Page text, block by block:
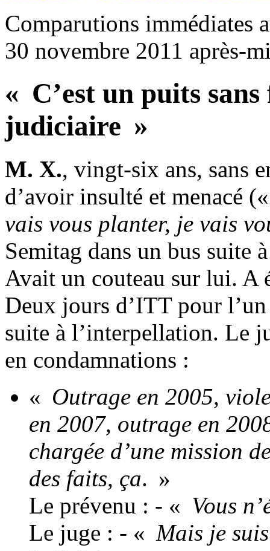
Comparutions immédiates
30 novembre 2011 après-
« C’est un puits
judiciaire »
M. X., vingt-six ans, sans
d’avoir insulté et menacé
vais vous planter, je vais
Semitag dans un bus suite
Avait un couteau sur lui. A
Deux jours d’ITT pour
suite à l’interpellation. Le
en condamnations :
« Outrage en 2005,
en 2007, outrage en
chargée d’une mission
des faits, ça. »
Le prévenu : - « Vous
Le juge : - « Mais je